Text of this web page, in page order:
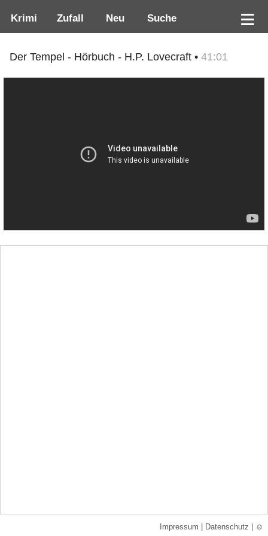
Krimi Zufall Neu Suche
Der Tempel - Hörbuch - H.P. Lovecraft • 41:01
Impressum Datenschutz ☺